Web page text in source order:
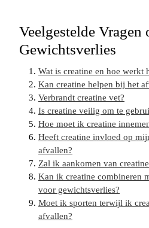
Veelgestelde Vragen
Gewichtsverlies
Wat is creatine en hoe werkt
Kan creatine helpen bij het
Verbrandt creatine vet?
Is creatine veilig om te
Hoe moet ik creatine
Heeft creatine invloed op
afvallen?
Zal ik aankomen van
Kan ik creatine combineren
voor gewichtsverlies?
Moet ik sporten terwijl ik
afvallen?